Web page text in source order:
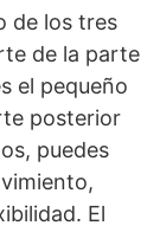
de los tres
de la parte
el pequeño
posterior
puedes
El